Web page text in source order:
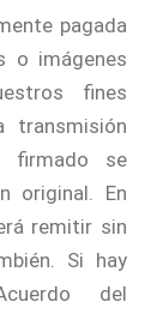
pagada
o imágenes
fines
transmisión
firmado se
original. En
remitir sin
Si hay
del